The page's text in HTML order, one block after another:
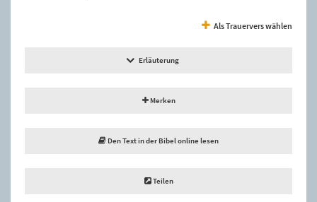
Als Trauervers wählen
Erläuterung
Merken
Den Text in der Bibel online lesen
Teilen